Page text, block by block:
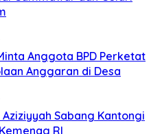
Anggota BPD Perketat
Anggaran di Desa
Sabang Kantongi
RI